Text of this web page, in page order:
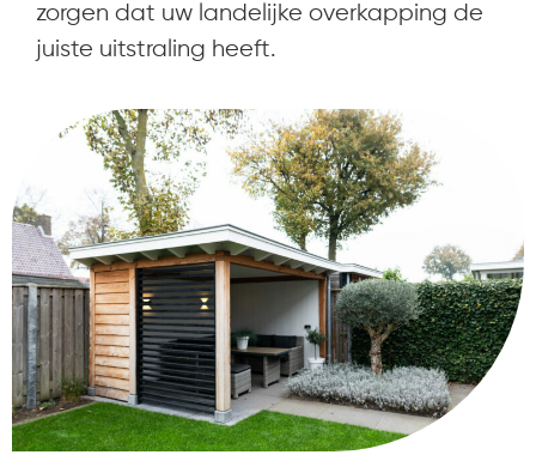
zorgen dat uw landelijke overkapping de
juiste uitstraling heeft.